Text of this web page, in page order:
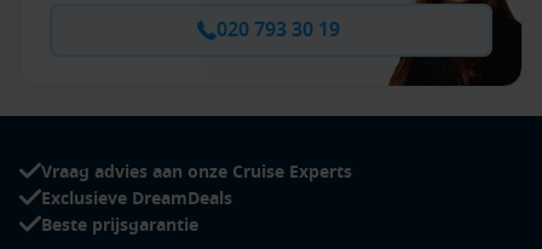
020 793 30 19
Vraag advies aan onze Cruise Experts
Exclusieve DreamDeals
Beste prijsgarantie